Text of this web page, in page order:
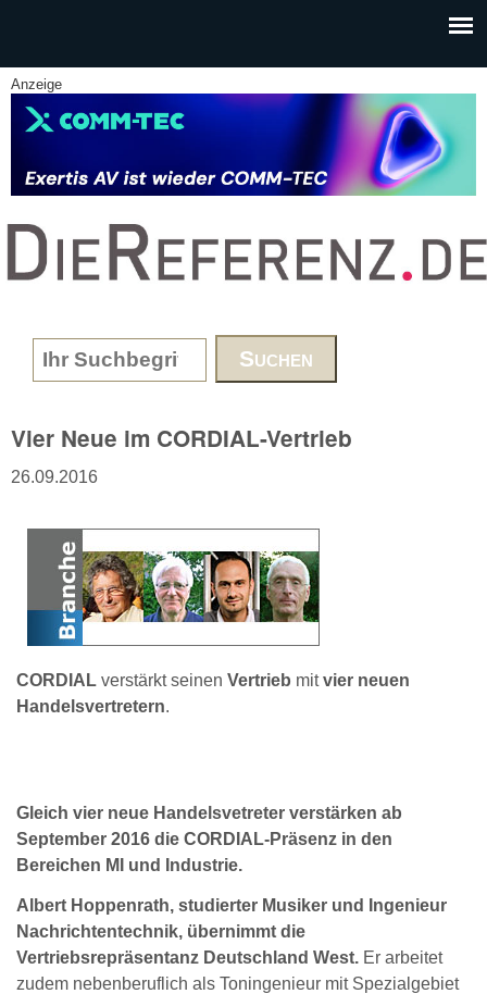
Anzeige
www.DieReferenz.de
Search form
Vier Neue im CORDIAL-Vertrieb
26.09.2016
CORDIAL verstärkt seinen Vertrieb mitvier neuen
Handelsvertretern.
Gleich vier neue Handelsvetreter verstärken ab
September 2016 die CORDIAL-Präsenz in den
Bereichen MI und Industrie.
Albert Hoppenrath, studierter Musiker und Ingenieur
Nachrichtentechnik, übernimmt die
Vertriebsrepräsentanz Deutschland West. Er arbeitet
zudem nebenberuflich als Toningenieur mit Spezialgebiet